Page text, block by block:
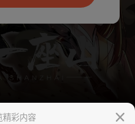
精彩内容